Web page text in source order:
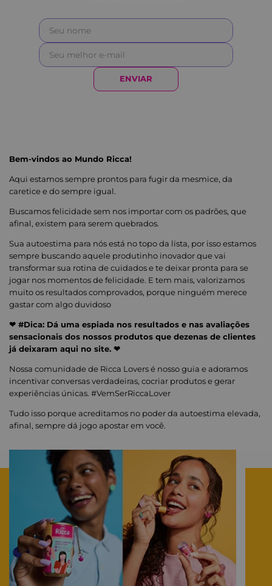
ENVIAR
Bem-vindos ao Mundo Ricca!
Aqui estamos sempre prontos para fugir da mesmice, da
caretice e do sempre igual.
Buscamos felicidade sem nos importar com os padrões, que
afinal, existem para serem quebrados.
Sua autoestima para nós está no topo da lista, por isso estamos
sempre buscando aquele produtinho inovador que vai
transformar sua rotina de cuidados e te deixar pronta para se
jogar nos momentos de felicidade. E tem mais, valorizamos
muito os resultados comprovados, porque ninguém merece
gastar com algo duvidoso
❤ #Dica: Dá uma espiada nos resultados e nas avaliações
sensacionais dos nossos produtos que dezenas de clientes
já deixaram aqui no site. ❤
Nossa comunidade de Ricca Lovers é nosso guia e adoramos
incentivar conversas verdadeiras, cocriar produtos e gerar
experiências únicas. #VemSerRiccaLover
Tudo isso porque acreditamos no poder da autoestima elevada,
afinal, sempre dá jogo apostar em você.